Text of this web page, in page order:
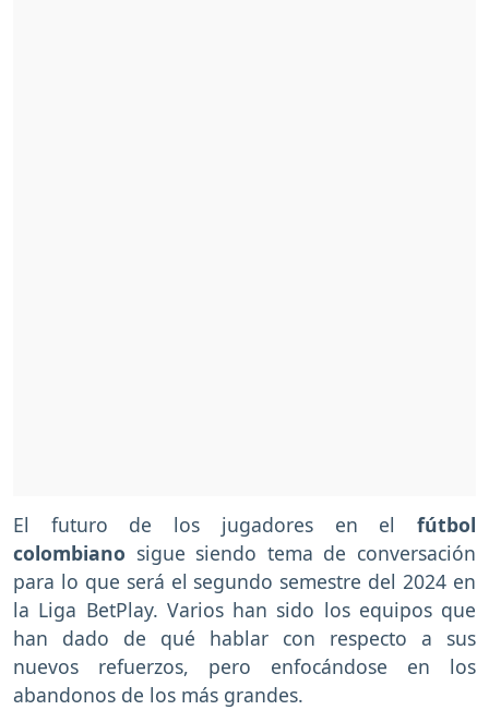
El futuro de los jugadores en el fútbol
colombiano sigue siendo tema de conversación
para lo que será el segundo semestre del 2024 en
la Liga BetPlay. Varios han sido los equipos que
han dado de qué hablar con respecto a sus
nuevos refuerzos, pero enfocándose en los
abandonos de los más grandes.